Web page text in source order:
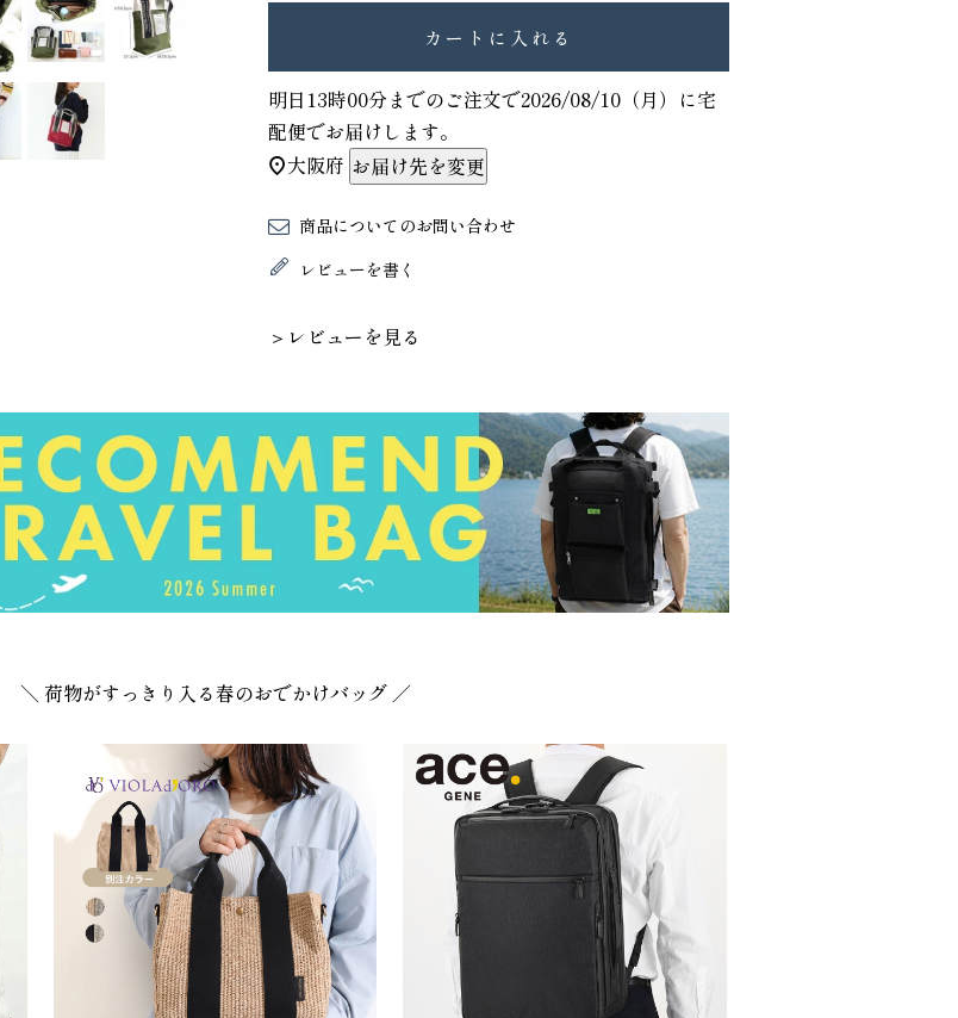
カートに入れる
明日 13時00分までのご注文で2026/08/10（月） に宅
配便でお届けします。
大阪府 お届け先を変更
商品についてのお問い合わせ
レビューを書く
＞レビューを見る
＼ 荷物がすっきり入る春のおでかけバッグ ／